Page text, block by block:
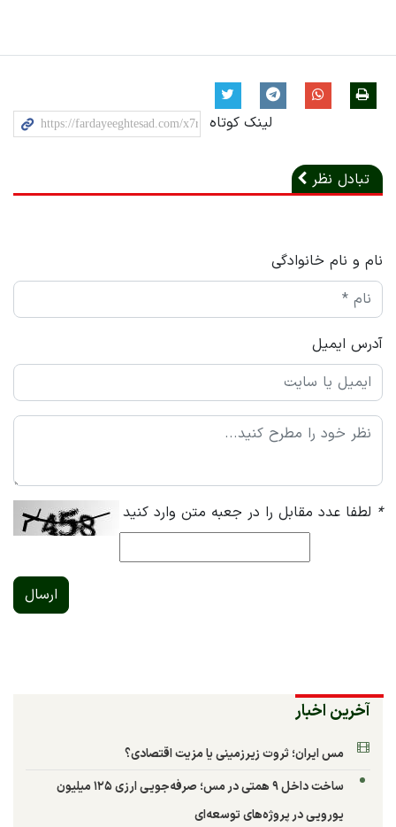
لینک کوتاه
تبادل نظر
نام و نام خانوادگی
آدرس ایمیل
* لطفا عدد مقابل را در جعبه متن وارد کنید
ارسال
آخرین اخبار
مس ایران؛ ثروت زیرزمینی یا مزیت اقتصادی؟
ساخت داخل ۹ همتی در مس؛ صرفه‌جویی ارزی ۱۲۵ میلیون
یورویی در پروژه‌های توسعه‌ای